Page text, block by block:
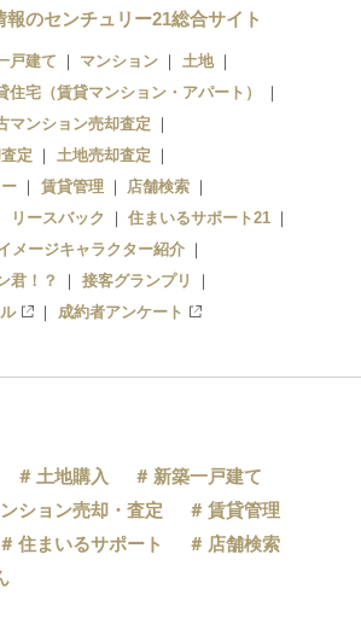
のセンチュリー21総合サイト
戸建て マンション
土地
住宅（賃貸マンション・アパート）
マンション売却査定
定
土地売却査定
賃貸管理
店舗検索
リースバック
住まいるサポート21
メージキャラクター紹介
君！？
接客グランプリ
成約者アンケート
土地購入
新築一戸建て
ション売却・査定
賃貸管理
住まいるサポート
店舗検索